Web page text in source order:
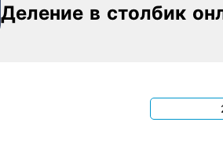
Деление в столбик